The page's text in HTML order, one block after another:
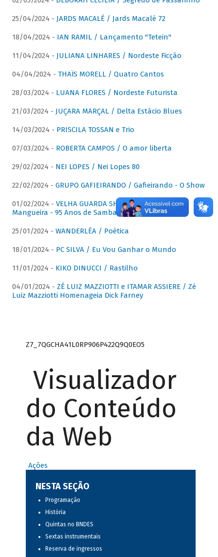
25/04/2024 - JARDS MACALÉ / Jards Macalé 72
18/04/2024 - IAN RAMIL / Lançamento "Tetein"
11/04/2024 - JULIANA LINHARES / Nordeste Ficção
04/04/2024 - THAÏS MORELL / Quatro Cantos
28/03/2024 - LUANA FLORES / Nordeste Futurista
21/03/2024 - JUÇARA MARÇAL / Delta Estácio Blues
14/03/2024 - PRISCILA TOSSAN e Trio
07/03/2024 - ROBERTA CAMPOS / O amor liberta
29/02/2024 - NEI LOPES / Nei Lopes 80
22/02/2024 - GRUPO GAFIEIRANDO / Gafieirando - O Show
01/02/2024 - VELHA GUARDA SHOW DA MANGUEIRA /
Mangueira - 95 Anos de Samba
25/01/2024 - WANDERLÉA / Poética
18/01/2024 - PC SILVA / Eu Vou Ganhar o Mundo
11/01/2024 - KIKO DINUCCI / Rastilho
04/01/2024 - ZÉ LUIZ MAZZIOTTI e ITAMAR ASSIERE / Zé
Luiz Mazziotti Homenageia Dick Farney
Z7_7QGCHA41L0RP906P422Q9Q0EO5
Visualizador
do Conteúdo
da Web
Ações
NESTA SEÇÃO
Programação
História
Quintas no BNDES
Sextas instrumentais
Reserva de ingressos